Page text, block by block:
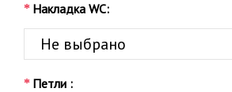
Накладка WC:
Петли :